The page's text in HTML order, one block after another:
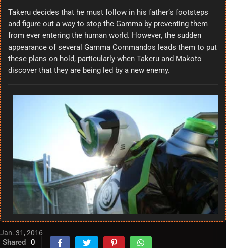
Takeru decides that he must follow in his father’s footsteps
and figure out a way to stop the Gamma by preventing them
from ever entering the human world. However, the sudden
appearance of several Gamma Commandos leads them to put
these plans on hold, particularly when Takeru and Makoto
discover that they are being led by a new enemy.
Jan. 31, 2016
Shared 0